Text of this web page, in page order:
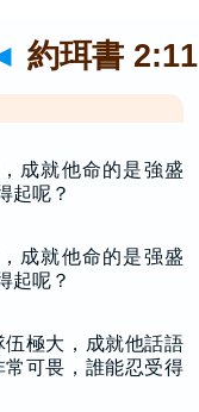
約珥書 2:11
成就他命的是強盛
起呢？
成就他命的是强盛
起呢？
極大，成就他話語
可畏，誰能忍受得